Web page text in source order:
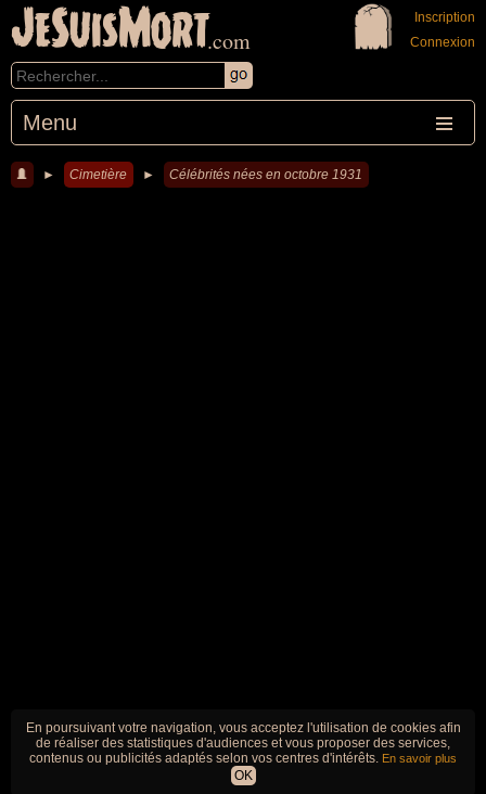
JeSuisMort.com
Menu
Inscription
Connexion
► Cimetière ► Célébrités nées en octobre 1931
En poursuivant votre navigation, vous acceptez l'utilisation de cookies afin
de réaliser des statistiques d'audiences et vous proposer des services,
contenus ou publicités adaptés selon vos centres d'intérêts. En savoir plus
OK